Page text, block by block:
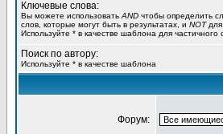
Ключевые слова:
Вы можете использовать AND чтобы определить
слов, которые могут быть в результатах, и NOTдля
Используйте * в качестве шаблона для частичного
Поиск по автору:
Используйте * в качестве шаблона
Форум: